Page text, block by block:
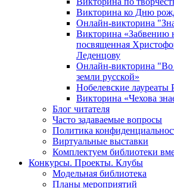
Викторина ко Дню
Онлайн-викторина
Викторина «Забвению
посвященная
Леденцову
Онлайн-викторина "Во
земли русской»
Нобелевские лауреаты
Викторина «Чехова
Блог читателя
Часто задаваемые вопросы
Политика
Виртуальные выставки
Комплектуем библиотеки
Конкурсы. Проекты. Клубы
Модельная библиотека
Планы мероприятий